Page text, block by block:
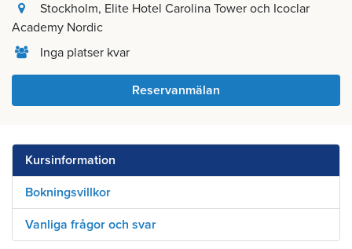
Stockholm, Elite Hotel Carolina Tower och Icoclar
Academy Nordic
Inga platser kvar
Reservanmälan
Kursinformation
Bokningsvillkor
Vanliga frågor och svar